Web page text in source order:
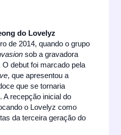
do Lovelyz
de 2014, quando o grupo
sob a gravadora
O debut foi marcado pela
, que apresentou a
que se tornaria
A recepção inicial do
o Lovelyz como
da terceira geração do